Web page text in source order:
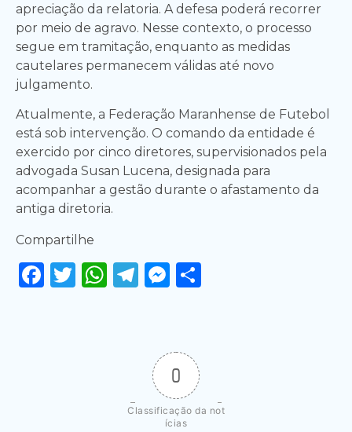
apreciação da relatoria. A defesa poderá recorrer
por meio de agravo. Nesse contexto, o processo
segue em tramitação, enquanto as medidas
cautelares permanecem válidas até novo
julgamento.
Atualmente, a Federação Maranhense de Futebol
está sob intervenção. O comando da entidade é
exercido por cinco diretores, supervisionados pela
advogada Susan Lucena, designada para
acompanhar a gestão durante o afastamento da
antiga diretoria.
Compartilhe
Facebook
Twitter
WhatsApp
Telegram
Messenger
0
Classificação da not
ícias